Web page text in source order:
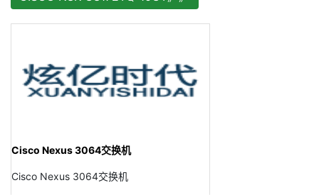
Cisco Nexus 3064交换机
Cisco Nexus 3064交换机